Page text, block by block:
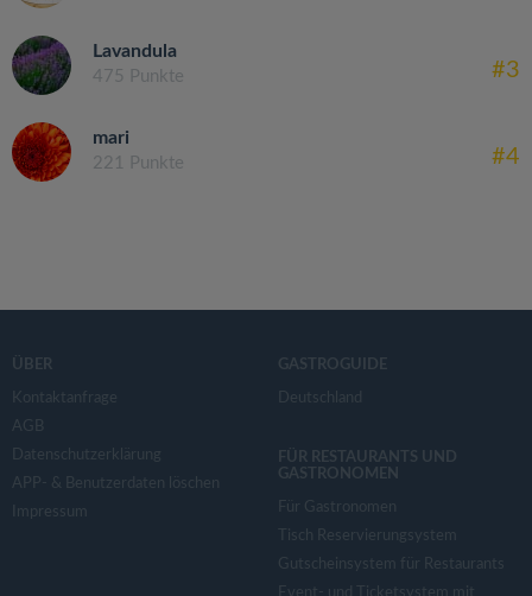
Lavandula
475 Punkte #3
mari
221 Punkte #4
ÜBER
Kontaktanfrage
AGB
Datenschutzerklärung
APP- & Benutzerdaten löschen
Impressum
GASTROGUIDE
Deutschland
FÜR RESTAURANTS UND
GASTRONOMEN
Für Gastronomen
Tisch Reservierungsystem
Gutscheinsystem für Restaurants
Event- und Ticketsystem mit